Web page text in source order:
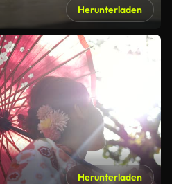
Herunterladen
Herunterladen